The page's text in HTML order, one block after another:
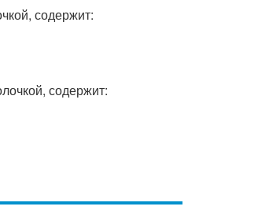
содержит:
содержит: